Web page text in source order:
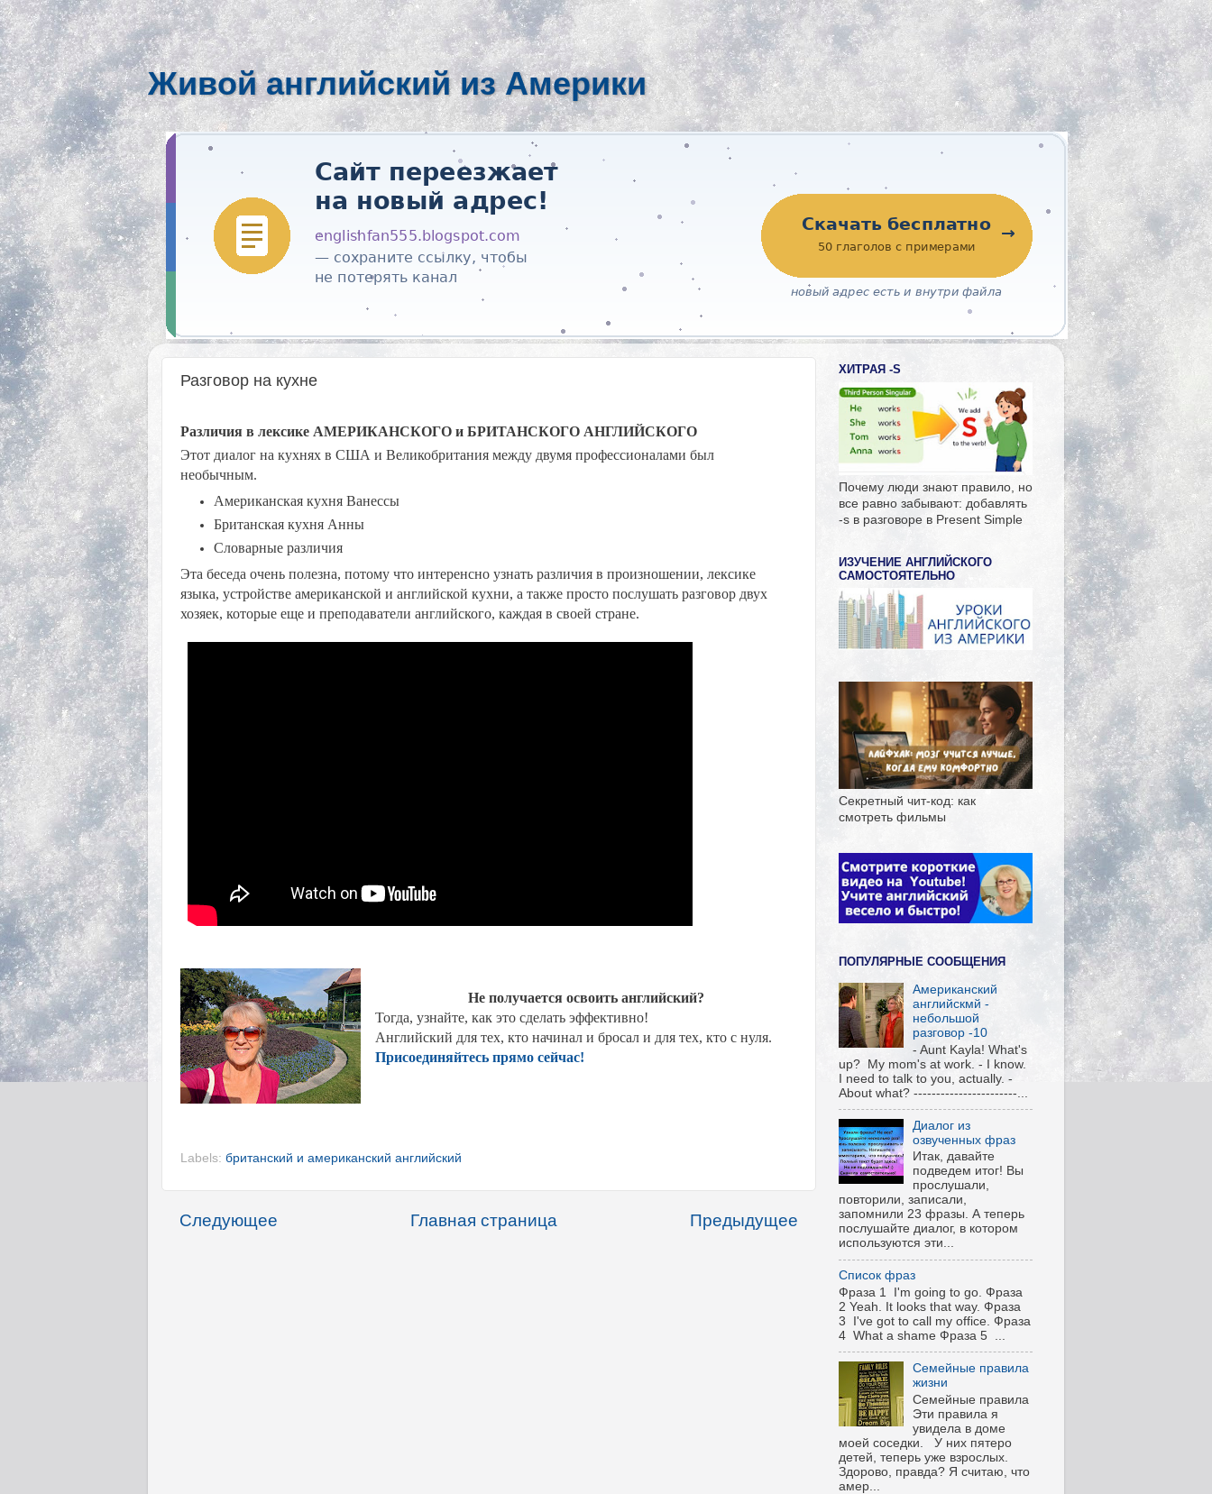
Живой английский из Америки
Разговор на кухне
Различия в лексике АМЕРИКАНСКОГО и БРИТАНСКОГО АНГЛИЙСКОГО
Этот диалог на кухнях в США и Великобритания между двумя профессионалами был
необычным.
Американская кухня Ванессы
Британская кухня Анны
Словарные различия
Эта беседа очень полезна, потому что интеренсно узнать различия в произношении, лексике
языка, устройстве американской и английской кухни, а также просто послушать разговор двух
хозяек, которые еще и преподаватели английского, каждая в своей стране.
Не получается освоить английский?
Тогда, узнайте, как это сделать эффективно!
Английский для тех, кто начинал и бросал и для тех, кто с нуля.
Присоединяйтесь прямо сейчас!
Labels: британский и американский английский
Следующее Предыдущее
Главная страница
ХИТРАЯ -S
Почему люди знают правило, но
все равно забывают: добавлять
-s в разговоре в Present Simple
ИЗУЧЕНИЕ АНГЛИЙСКОГО
САМОСТОЯТЕЛЬНО
Секретный чит-код: как
смотреть фильмы
ПОПУЛЯРНЫЕ СООБЩЕНИЯ
Американский
английскмй -
небольшой
разговор -10
- Aunt Kayla! What's
up? My mom's at work. - I know.
I need to talk to you, actually. -
About what? -----------------------...
Диалог из
озвученных фраз
Итак, давайте
подведем итог! Вы
прослушали,
повторили, записали,
запомнили 23 фразы. А теперь
послушайте диалог, в котором
используются эти...
Список фраз
Фраза 1 I'm going to go. Фраза
2 Yeah. It looks that way. Фраза
3 I've got to call my office. Фраза
4 What a shame Фраза 5 ...
Семейные правила
жизни
Семейные правила
Эти правила я
увидела в доме
моей соседки. У них пятеро
детей, теперь уже взрослых.
Здорово, правда? Я считаю, что
амер...